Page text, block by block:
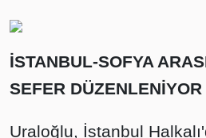
İSTANBUL-SOFYA
SEFER DÜZENLENİYOR
Uraloğlu, İstanbul